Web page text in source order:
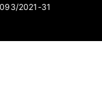
2021-31